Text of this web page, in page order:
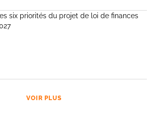
six priorités du projet de loi de finances
VOIR PLUS